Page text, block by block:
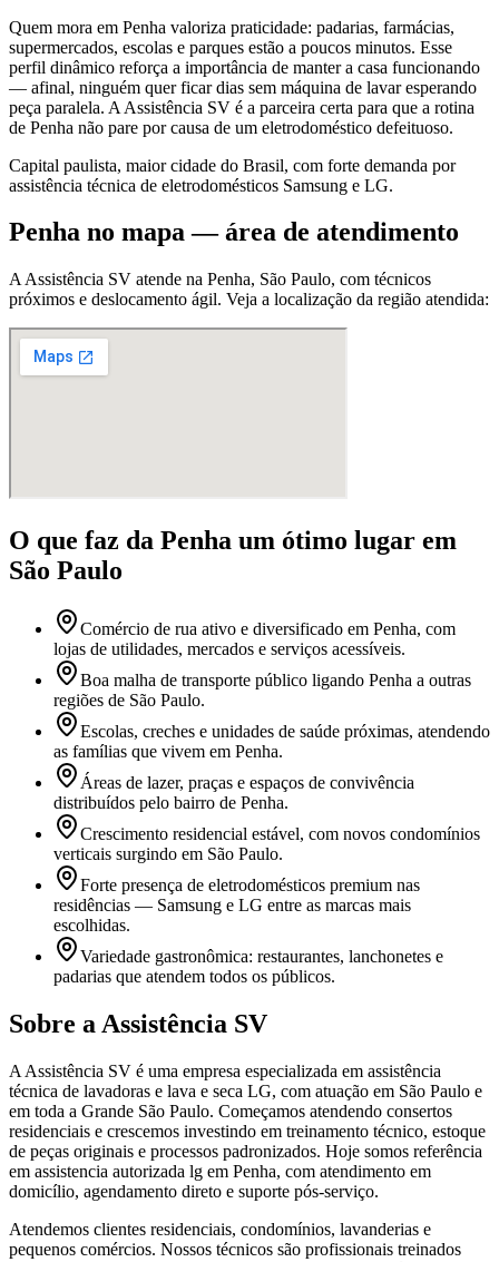
Quem mora em Penha valoriza praticidade: padarias, farmácias,
supermercados, escolas e parques estão a poucos minutos. Esse
perfil dinâmico reforça a importância de manter a casa funcionando
— afinal, ninguém quer ficar dias sem máquina de lavar esperando
peça paralela. A Assistência SV é a parceira certa para que a rotina
de Penha não pare por causa de um eletrodoméstico defeituoso.
Capital paulista, maior cidade do Brasil, com forte demanda por
assistência técnica de eletrodomésticos Samsung e LG.
Penha no mapa — área de atendimento
A Assistência SV atende na Penha, São Paulo, com técnicos
próximos e deslocamento ágil. Veja a localização da região atendida:
O que faz da Penha um ótimo lugar em
São Paulo
Comércio de rua ativo e diversificado em Penha, com
lojas de utilidades, mercados e serviços acessíveis.
Boa malha de transporte público ligando Penha a outras
regiões de São Paulo.
Escolas, creches e unidades de saúde próximas, atendendo
as famílias que vivem em Penha.
Áreas de lazer, praças e espaços de convivência
distribuídos pelo bairro de Penha.
Crescimento residencial estável, com novos condomínios
verticais surgindo em São Paulo.
Forte presença de eletrodomésticos premium nas
residências — Samsung e LG entre as marcas mais
escolhidas.
Variedade gastronômica: restaurantes, lanchonetes e
padarias que atendem todos os públicos.
Sobre a Assistência SV
A Assistência SV é uma empresa especializada em assistência
técnica de lavadoras e lava e seca LG, com atuação em São Paulo e
em toda a Grande São Paulo. Começamos atendendo consertos
residenciais e crescemos investindo em treinamento técnico, estoque
de peças originais e processos padronizados. Hoje somos referência
em assistencia autorizada lg em Penha, com atendimento em
domicílio, agendamento direto e suporte pós-serviço.
Atendemos clientes residenciais, condomínios, lavanderias e
pequenos comércios. Nossos técnicos são profissionais treinados